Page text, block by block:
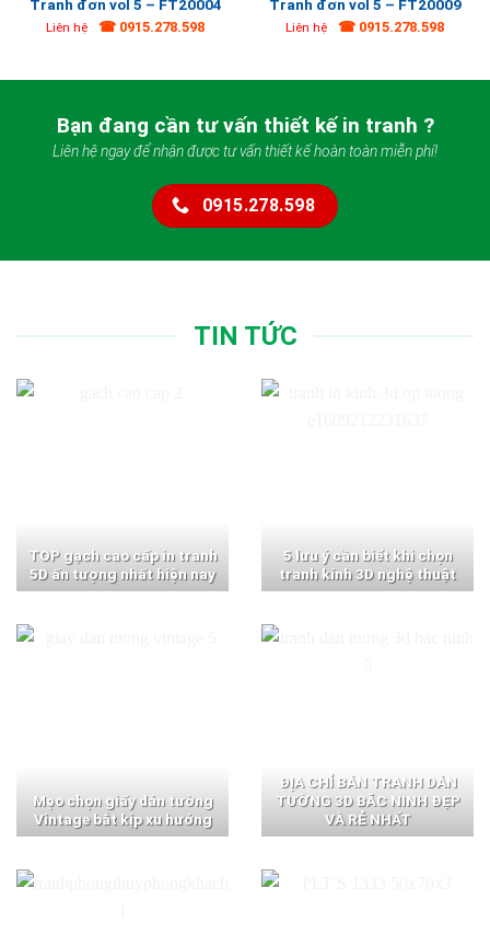
Tranh đơn vol 5 – FT20004
Liên hệ ☎ 0915.278.598
Tranh đơn vol 5 – FT20009
Liên hệ ☎ 0915.278.598
Bạn đang cần tư vấn thiết kế in tranh ?
Liên hệ ngay để nhận được tư vấn thiết kế hoàn toàn miễn phí!
0915.278.598
TIN TỨC
TOP gạch cao cấp in tranh
5D ấn tượng nhất hiện nay
5 lưu ý cần biết khi chọn
tranh kính 3D nghệ thuật
Mẹo chọn giấy dán tường
Vintage bắt kịp xu hướng
ĐỊA CHỈ BÁN TRANH DÁN
TƯỜNG 3D BẮC NINH ĐẸP
VÀ RẺ NHẤT